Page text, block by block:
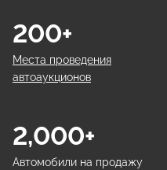
Места проведения
автоаукционов
200+
Автомобили на продажу
2,000+